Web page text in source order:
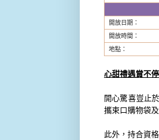
開放日期：
開放時間：
地點：
心甜禮遇賞不停
開心驚喜豈止
攜束口購物袋
此外 ， 持合資